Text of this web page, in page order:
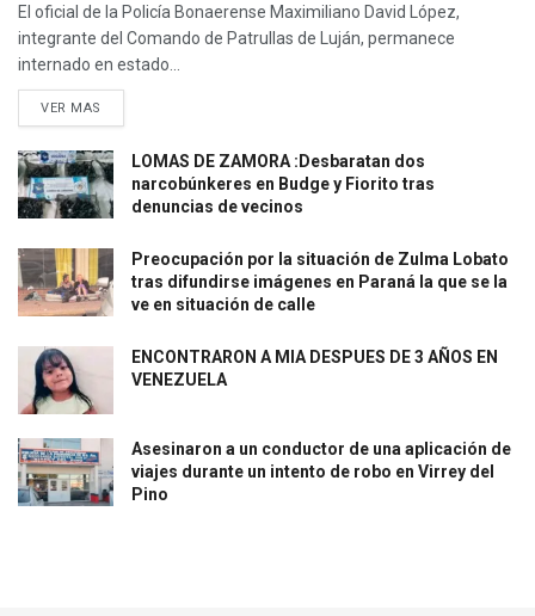
El oficial de la Policía Bonaerense Maximiliano David López,
integrante del Comando de Patrullas de Luján, permanece
internado en estado...
VER MAS
LOMAS DE ZAMORA :Desbaratan dos
narcobúnkeres en Budge y Fiorito tras
denuncias de vecinos
Preocupación por la situación de Zulma Lobato
tras difundirse imágenes en Paraná la que se la
ve en situación de calle
ENCONTRARON A MIA DESPUES DE 3 AÑOS EN
VENEZUELA
Asesinaron a un conductor de una aplicación de
viajes durante un intento de robo en Virrey del
Pino